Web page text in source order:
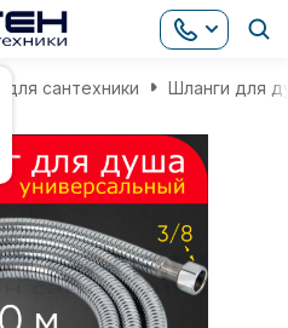
сантехники Шланги для